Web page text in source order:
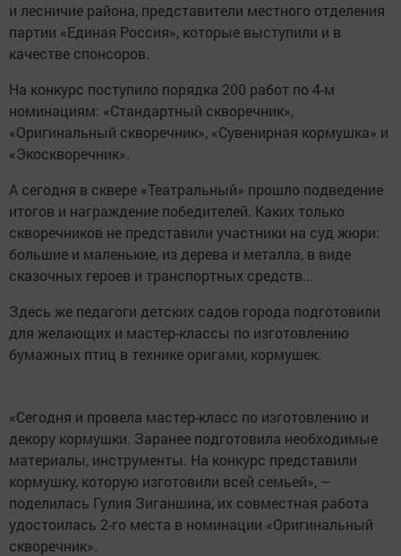
и лесничие района, представители местного отделения
партии «Единая Россия», которые выступили и в
качестве спонсоров.
На конкурс поступило порядка 200 работ по 4-м
номинациям: «Стандартный скворечник»,
«Оригинальный скворечник», «Сувенирная кормушка» и
«Экоскворечник».
А сегодня в сквере «Театральный» прошло подведение
итогов и награждение победителей. Каких только
скворечников не представили участники на суд жюри:
большие и маленькие, из дерева и металла, в виде
сказочных героев и транспортных средств...
Здесь же педагоги детских садов города подготовили
для желающих и мастер-классы по изготовлению
бумажных птиц в технике оригами, кормушек.
«Сегодня и провела мастер-класс по изготовлению и
декору кормушки. Заранее подготовила необходимые
материалы, инструменты. На конкурс представили
кормушку, которую изготовили всей семьей», –
поделилась Гулия Зиганшина, их совместная работа
удостоилась 2-го места в номинации «Оригинальный
скворечник».